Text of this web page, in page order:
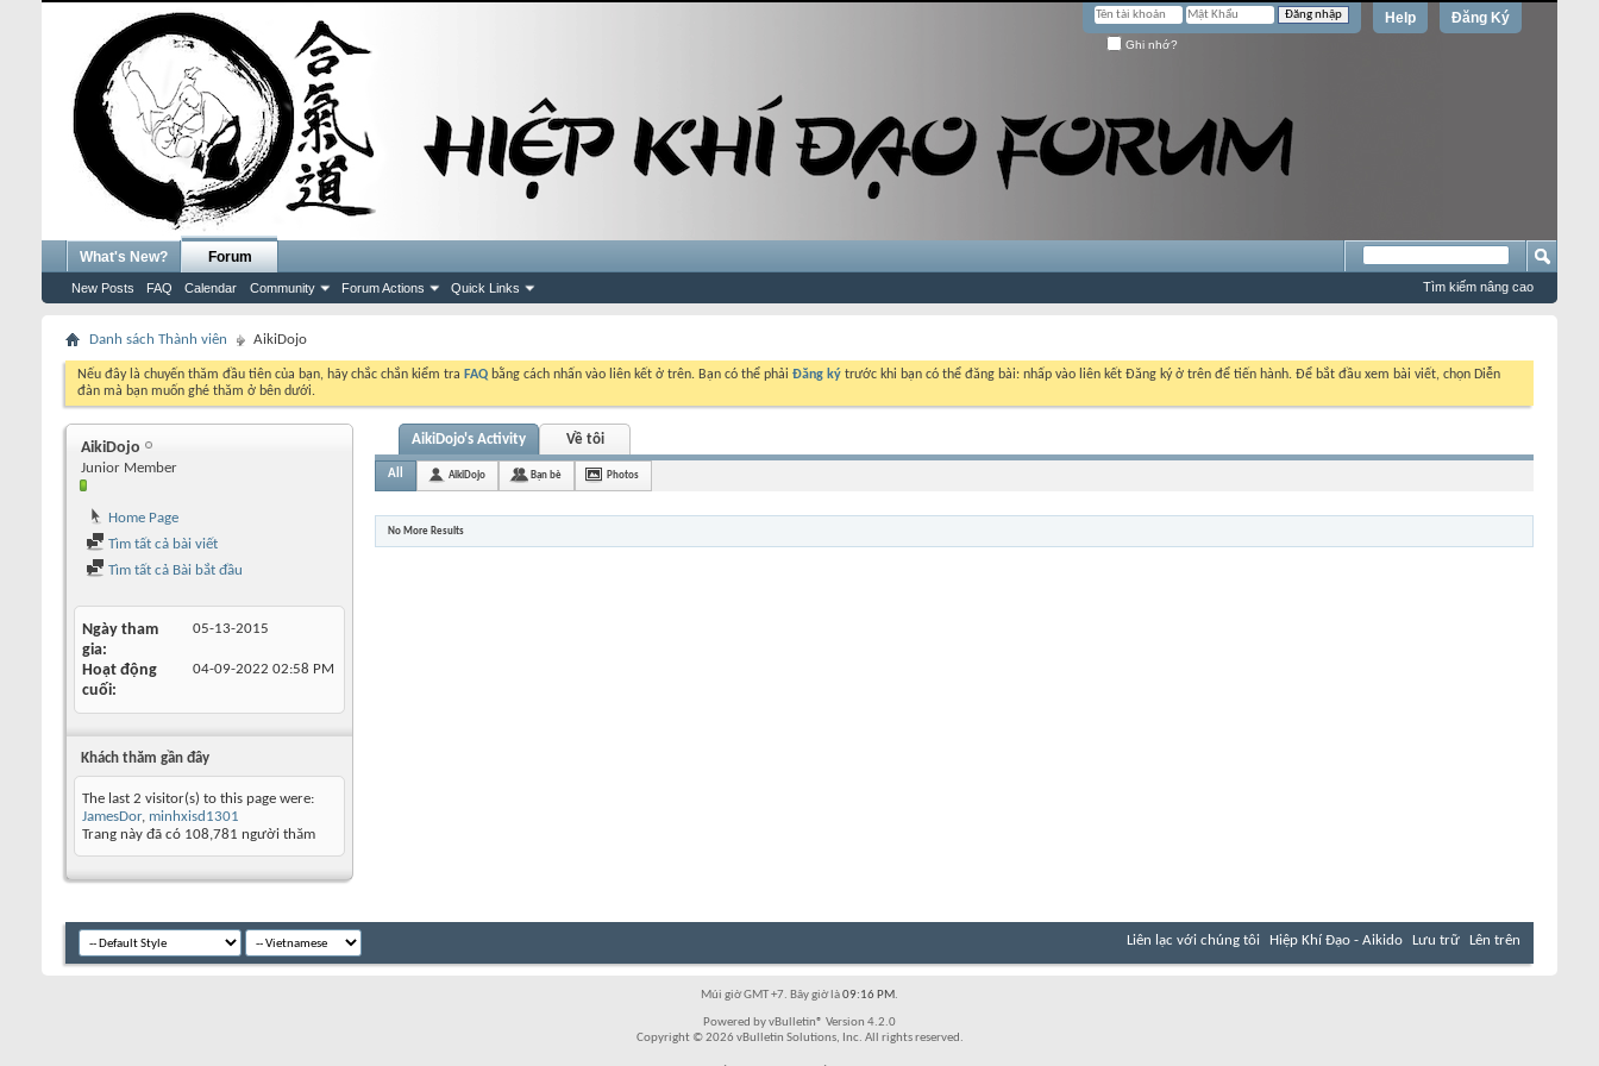
Đăng Ký
Help
Ghi nhớ?
What's New? Forum
New Posts FAQ Calendar Community Forum Actions Quick Links Tìm kiếm nâng cao
Danh sách Thành viên AikiDojo
Nếu đây là chuyến thăm đầu tiên của bạn, hãy chắc chắn kiểm tra FAQ bằng cách nhấn vào liên kết ở trên. Bạn có thể phải Đăng ký trước khi bạn có thể đăng bài: nhấp vào liên kết Đăng ký ở trên để tiến hành. Để bắt đầu xem bài viết, chọn Diễn
đàn mà bạn muốn ghé thăm ở bên dưới.
AikiDojo
Junior Member
Home Page
Tìm tất cả bài viết
Tìm tất cả Bài bắt đầu
Ngày tham
gia
05-13-2015
Hoạt động
cuối
04-09-2022 02:58 PM
Khách thăm gần đây
The last 2 visitor(s) to this page were:
JamesDor, minhxisd1301
Trang này đã có 108,781 người thăm
AikiDojo's Activity Về tôi
All AikiDojo Bạn bè Photos
No More Results
Liên lạc với chúng tôi Hiệp Khí Đạo - Aikido Lưu trữ Lên trên
Múi giờ GMT +7. Bây giờ là09:16 PM.
Powered by vBulletin® Version 4.2.0
Copyright © 2026 vBulletin Solutions, Inc. All rights reserved.